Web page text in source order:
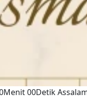
00Detik